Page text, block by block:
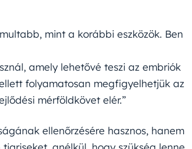
mint a korábbi eszközök. Ben
amely lehetővé teszi az embriók
folyamatosan megfigyelhetjük az
mérföldkövet elér.”
ellenőrzésére hasznos, hanem